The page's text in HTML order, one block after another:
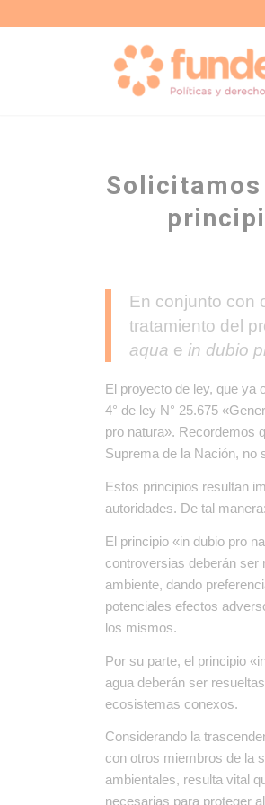
En conjunto con
tratamiento del
aqua e in dubio
El proyecto de ley, que ya
4° de ley N° 25.675
pro natura». Recordemos
Suprema de la Nación, no
Estos principios resultan
autoridades. De tal manera:
El principio «in dubio pro
controversias deberán ser
ambiente, dando
potenciales efectos
los mismos.
Por su parte, el principio
agua deberán ser
ecosistemas conexos.
Considerando la
con otros miembros de la
ambientales, resulta vital
necesarias para proteger